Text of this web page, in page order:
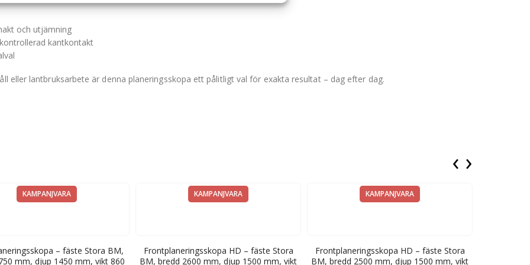
och utjämning
kantkontakt
eller lantbruksarbete är denna planeringsskopa ett pålitligt val för exakta resultat – dag efter dag.
KAMPANJVARA
– fäste Stora BM,
mm, djup 1450 mm, vikt 860
KAMPANJVARA
Frontplaneringsskopa HD – fäste Stora
BM, bredd 2600 mm, djup 1500 mm, vikt
KAMPANJVARA
Frontplaneringsskopa HD – fäste Stora
BM, bredd 2500 mm, djup 1500 mm, vikt
‹ ›